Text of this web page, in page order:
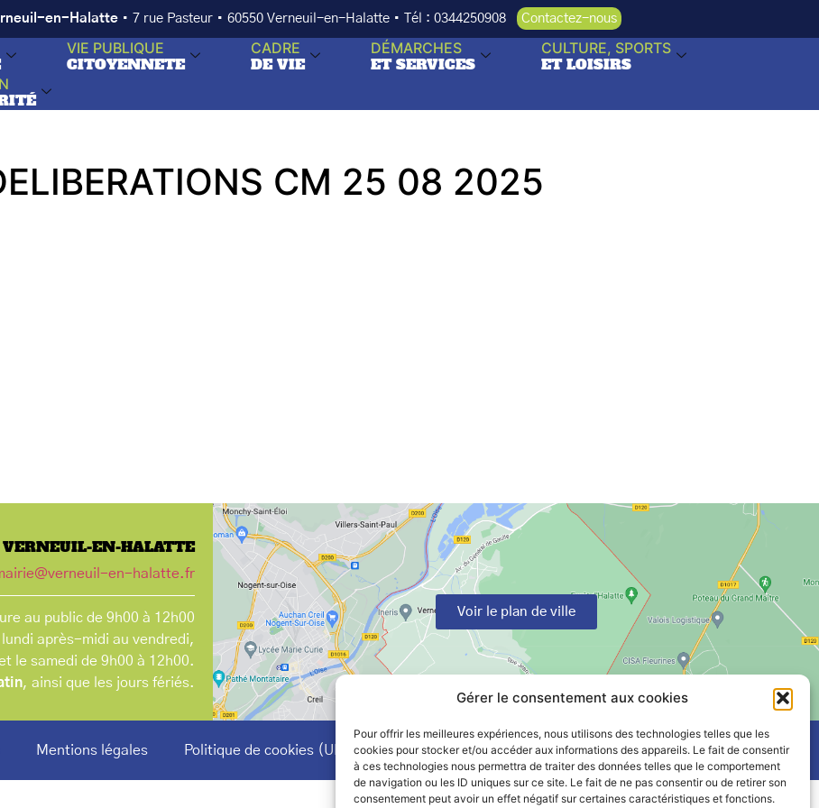
Gérer le consentement aux cookies
Pour offrir les meilleures expériences, nous utilisons des technologies telles que les
cookies pour stocker et/ou accéder aux informations des appareils. Le fait de consentir
à ces technologies nous permettra de traiter des données telles que le comportement
de navigation ou les ID uniques sur ce site. Le fait de ne pas consentir ou de retirer son
consentement peut avoir un effet négatif sur certaines caractéristiques et fonctions.
en-Halatte • 7 rue Pasteur • 60550 Verneuil-en-Halatte • Tél : 0344250908 Contactez-nous
VIE PUBLIQUE
CITOYENNETE
CADRE
DE VIE
DÉMARCHES
ET SERVICES
CULTURE, SPORTS
ET LOISIRS
CM 25 08 2025
EN-HALATTE
en-halatte.fr
au public de 9h00 à 12h00
après-midi au vendredi,
le samedi de 9h00 à 12h00.
, ainsi que les jours fériés.
Voir le plan de ville
Mentions légales Politique de cookies (UE)